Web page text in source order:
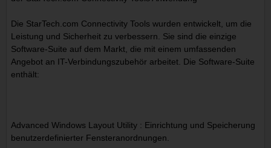
Die StarTech.com Connectivity Tools wurden entwickelt, um die
Leistung und Sicherheit zu verbessern. Sie sind die einzige
Software-Suite auf dem Markt, die mit einem umfassenden
Angebot an IT-Verbindungszubehör arbeitet. Die Software-Suite
enthält:
Advanced Windows Layout Utility : Einrichtung und Speicherung
benutzerdefinierter Fensteranordnungen.